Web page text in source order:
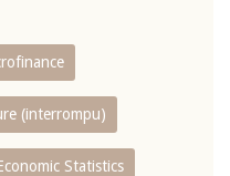
(interrompu)
Statistics